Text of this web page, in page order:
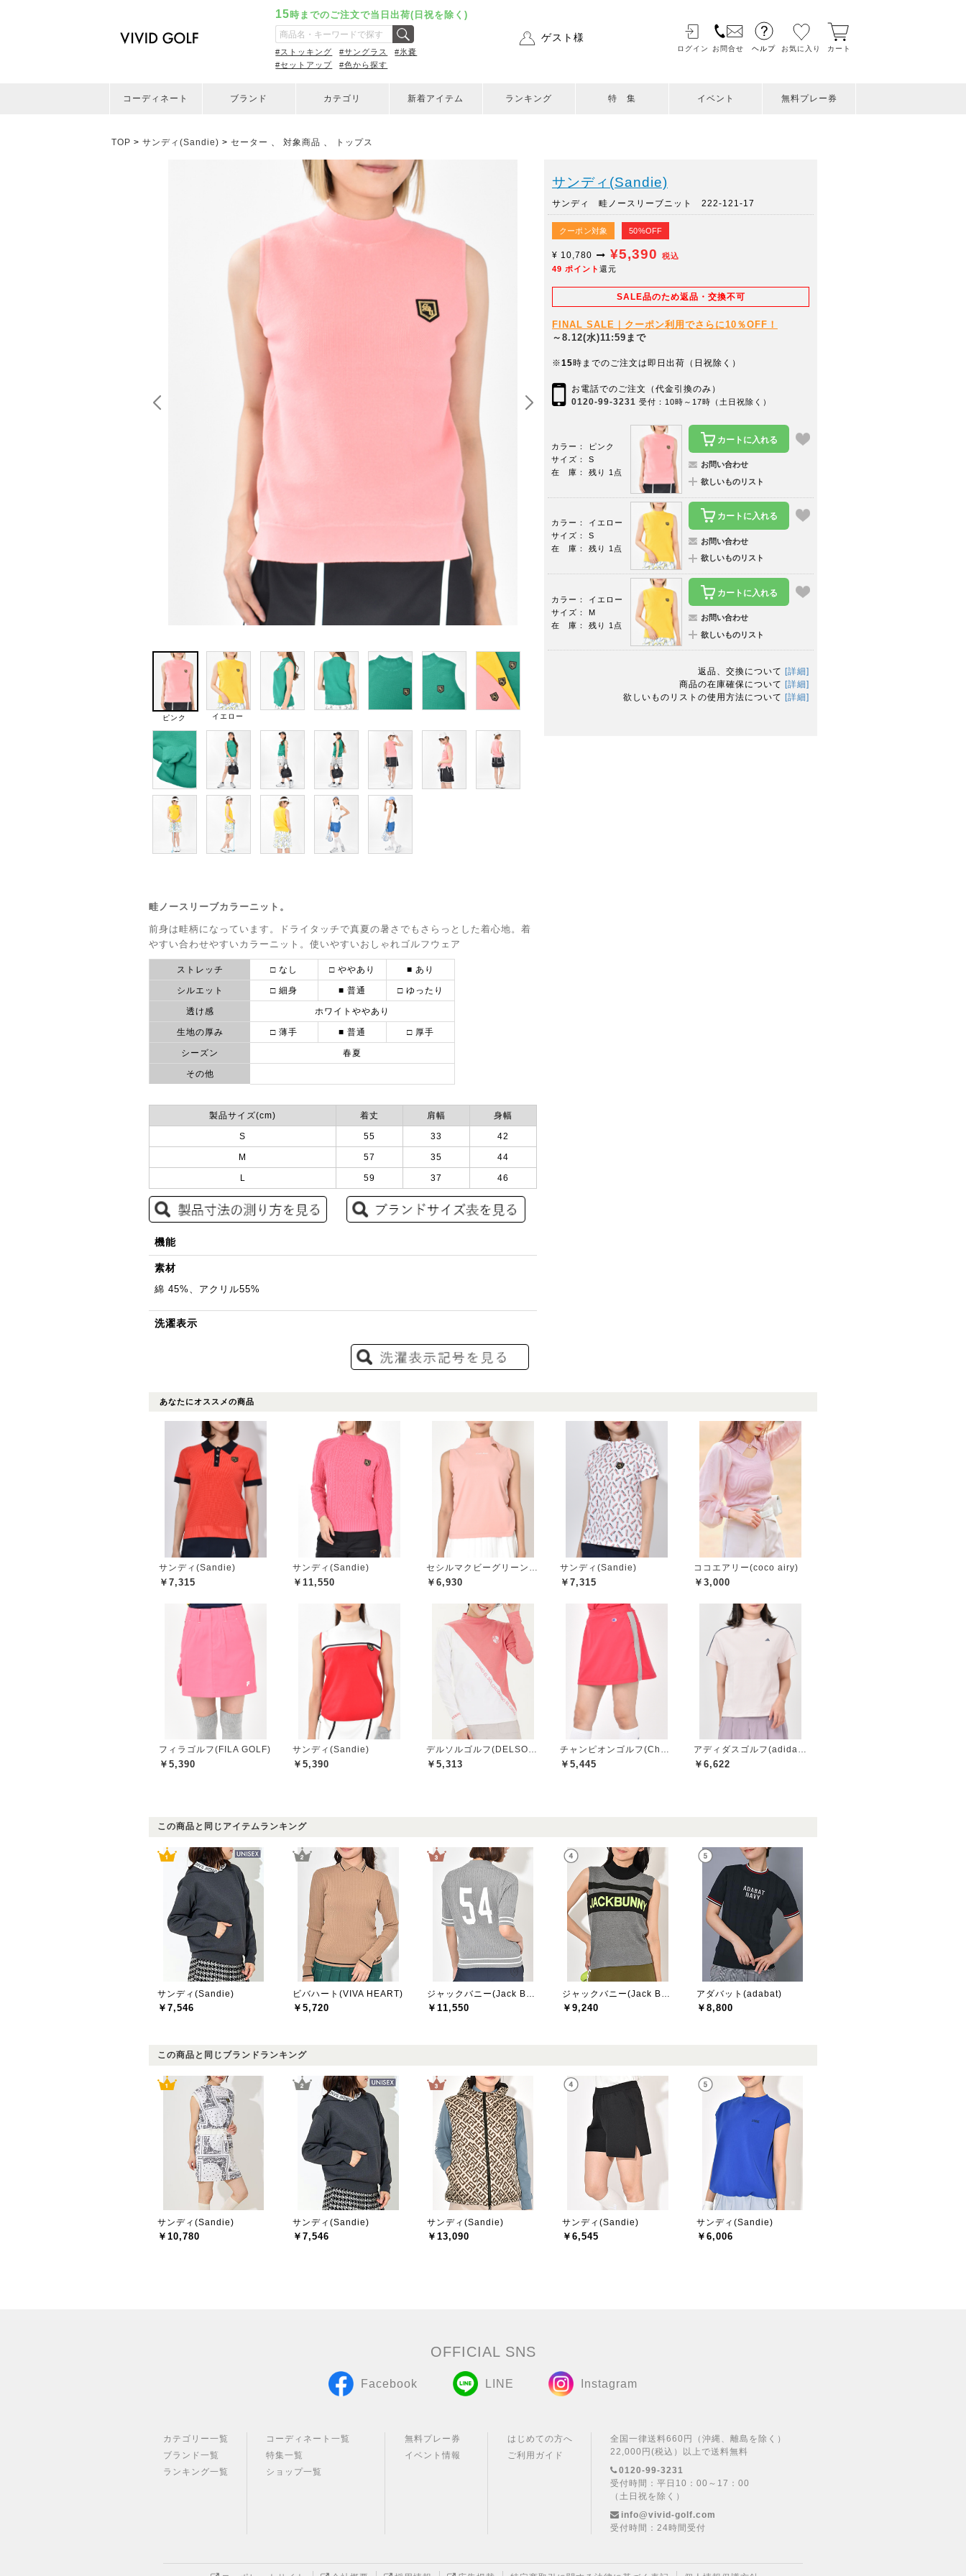
15時までのご注文で当日出荷(日祝を除く)
#ストッキング #サングラス
#氷嚢
#セットアップ
#色から探す
ゲスト様
ログイン お問合せ ヘルプ お気に入り カート
コーディネート ブランド カテゴリ 新着アイテム ランキング 特 集 イベント 無料プレー券
TOP > サンディ(Sandie) > セーター 対象商品 トップス
ピンク イエロー
畦ノースリーブカラーニット。
前身は畦柄になっています。ドライタッチで真夏の暑さでもさらっとした着心地。着
やすい合わせやすいカラーニット。使いやすいおしゃれゴルフウェア
ストレッチ □ なし □ ややあり ■ あり
シルエット □ 細身 ■ 普通 □ ゆったり
透け感 ホワイトややあり
生地の厚み □ 薄手 ■ 普通 □ 厚手
シーズン 春夏
その他
製品サイズ(cm) 着丈 肩幅 身幅
S 55 33 42
M 57 35 44
L 59 37 46
機能
素材
綿 45%、アクリル55%
洗濯表示
サンディ(Sandie)
サンディ 畦ノースリーブニット 222-121-17
クーポン対象 50%OFF
¥ 10,780 ¥5,390
税込
49 ポイント 還元
SALE品のため返品・交換不可
FINAL SALE｜クーポン利用でさらに10％OFF！
～8.12(水)11:59まで
※15時までのご注文は即日出荷（日祝除く）
お電話でのご注文（代金引換のみ）
0120-99-3231 受付：10時～17時（土日祝除く）
カラー： ピンク
サイズ： S
在 庫： 残り 1点
カートに入れる
お問い合わせ
欲しいものリスト
カラー： イエロー
サイズ： S
在 庫： 残り 1点
カートに入れる
お問い合わせ
欲しいものリスト
カラー： イエロー
サイズ： M
在 庫： 残り 1点
カートに入れる
お問い合わせ
欲しいものリスト
返品、交換について [詳細]
商品の在庫確保について [詳細]
欲しいものリストの使用方法について [詳細]
あなたにオススメの商品
サンディ(Sandie)
￥7,315
サンディ(Sandie)
￥11,550 ￥6,930
サンディ(Sandie)
￥7,315
ココエアリー(coco airy)
￥3,000
フィラゴルフ(FILA GOLF)
￥5,390
サンディ(Sandie)
￥5,390 ￥5,313 ￥5,445 ￥6,622
この商品と同じアイテムランキング
サンディ(Sandie)
￥7,546
ビバハート(VIVA HEART)
￥5,720 ￥11,550 ￥9,240
アダバット(adabat)
￥8,800
この商品と同じブランドランキング
サンディ(Sandie)
￥10,780
サンディ(Sandie)
￥7,546
サンディ(Sandie)
￥13,090
サンディ(Sandie)
￥6,545
サンディ(Sandie)
￥6,006
OFFICIAL SNS
Facebook LINE Instagram
カテゴリー一覧
ブランド一覧
ランキング一覧
コーディネート一覧
特集一覧
ショップ一覧
無料プレー券
イベント情報
はじめての方へ
ご利用ガイド
全国一律送料660円（沖縄、離島を除く）
22,000円(税込）以上で送料無料
0120-99-3231
受付時間：平日10：00～17：00
（土日祝を除く）
info@vivid-golf.com
受付時間：24時間受付